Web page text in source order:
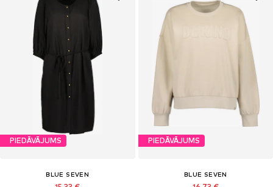
PIEDĀVĀJUMS
BLUE SEVEN
PIEDĀVĀJUMS
BLUE SEVEN